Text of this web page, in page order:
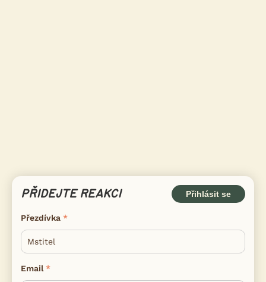
PŘIDEJTE REAKCI Přihlásit se
Přezdívka
Email